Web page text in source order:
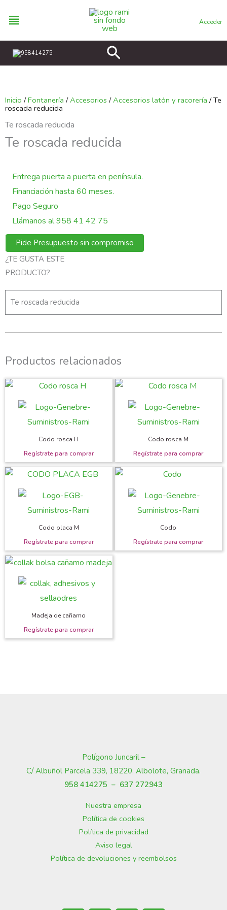
Acceder
958414275 Buscar
Inicio /Fontanería /Accesorios /Accesorios latón y racorería / Te
roscada reducida
Te roscada reducida
Te roscada reducida
Entrega puerta a puerta en península.
Financiación hasta 60 meses.
Pago Seguro
Llámanos al 958 41 42 75
Pide Presupuesto sin compromiso
¿TE GUSTA ESTE
PRODUCTO?
Te roscada reducida
Productos relacionados
Codo rosca H Codo rosca M
Codo placa M Codo
Madeja de cañamo
Polígono Juncaril –
C/ Albuñol Parcela 339, 18220, Albolote, Granada.
958 414275 – 637 272943
Nuestra empresa
Política de cookies
Política de privacidad
Aviso legal
Política de devoluciones y reembolsos